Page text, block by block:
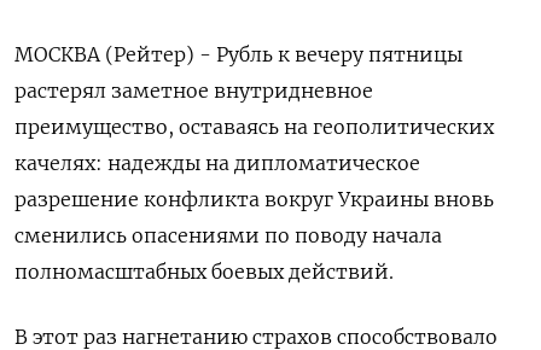
МОСКВА (Рейтер) - Рубль к вечеру пятницы
растерял заметное внутридневное
преимущество, оставаясь на геополитических
качелях: надежды на дипломатическое
разрешение конфликта вокруг Украины вновь
сменились опасениями по поводу начала
полномасштабных боевых действий.
В этот раз нагнетанию страхов способствовало